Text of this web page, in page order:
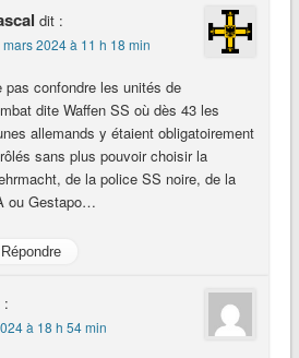
dit :
mars 2024 à 11 h 18 min
pas confondre les unités de
dite Waffen SS où dès 43 les
allemands y étaient obligatoirement
sans plus pouvoir choisir la
de la police SS noire, de la
ou Gestapo…
Répondre
:
à 18 h 54 min